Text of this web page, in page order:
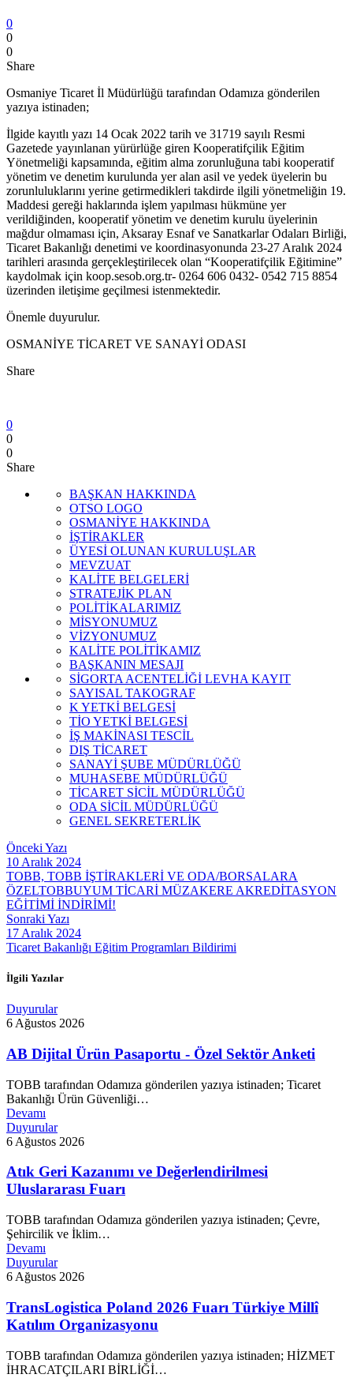
0
0
0
Share
Osmaniye Ticaret İl Müdürlüğü tarafından Odamıza gönderilen
yazıya istinaden;
İlgide kayıtlı yazı 14 Ocak 2022 tarih ve 31719 sayılı Resmi
Gazetede yayınlanan yürürlüğe giren Kooperatifçilik Eğitim
Yönetmeliği kapsamında, eğitim alma zorunluğuna tabi kooperatif
yönetim ve denetim kurulunda yer alan asil ve yedek üyelerin bu
zorunluluklarını yerine getirmedikleri takdirde ilgili yönetmeliğin 19.
Maddesi gereği haklarında işlem yapılması hükmüne yer
verildiğinden, kooperatif yönetim ve denetim kurulu üyelerinin
mağdur olmaması için, Aksaray Esnaf ve Sanatkarlar Odaları Birliği,
Ticaret Bakanlığı denetimi ve koordinasyonunda 23-27 Aralık 2024
tarihleri arasında gerçekleştirilecek olan “Kooperatifçilik Eğitimine”
kaydolmak için koop.sesob.org.tr- 0264 606 0432- 0542 715 8854
üzerinden iletişime geçilmesi istenmektedir.
Önemle duyurulur.
OSMANİYE TİCARET VE SANAYİ ODASI
Share
0
0
0
Share
BAŞKAN HAKKINDA
OTSO LOGO
OSMANİYE HAKKINDA
İŞTİRAKLER
ÜYESİ OLUNAN KURULUŞLAR
MEVZUAT
KALİTE BELGELERİ
STRATEJİK PLAN
POLİTİKALARIMIZ
MİSYONUMUZ
VİZYONUMUZ
KALİTE POLİTİKAMIZ
BAŞKANIN MESAJI
SİGORTA ACENTELİĞİ LEVHA KAYIT
SAYISAL TAKOGRAF
K YETKİ BELGESİ
TİO YETKİ BELGESİ
İŞ MAKİNASI TESCİL
DIŞ TİCARET
SANAYİ ŞUBE MÜDÜRLÜĞÜ
MUHASEBE MÜDÜRLÜĞÜ
TİCARET SİCİL MÜDÜRLÜĞÜ
ODA SİCİL MÜDÜRLÜĞÜ
GENEL SEKRETERLİK
Önceki Yazı
10 Aralık 2024
TOBB, TOBB İŞTİRAKLERİ VE ODA/BORSALARA
ÖZELTOBBUYUM TİCARİ MÜZAKERE AKREDİTASYON
EĞİTİMİ İNDİRİMİ!
Sonraki Yazı
17 Aralık 2024
Ticaret Bakanlığı Eğitim Programları Bildirimi
İlgili Yazılar
Duyurular
6 Ağustos 2026
AB Dijital Ürün Pasaportu - Özel Sektör Anketi
TOBB tarafından Odamıza gönderilen yazıya istinaden; Ticaret
Bakanlığı Ürün Güvenliği…
Devamı
Duyurular
6 Ağustos 2026
Atık Geri Kazanımı ve Değerlendirilmesi
Uluslararası Fuarı
TOBB tarafından Odamıza gönderilen yazıya istinaden; Çevre,
Şehircilik ve İklim…
Devamı
Duyurular
6 Ağustos 2026
TransLogistica Poland 2026 Fuarı Türkiye Millî
Katılım Organizasyonu
TOBB tarafından Odamıza gönderilen yazıya istinaden; HİZMET
İHRACATÇILARI BİRLİĞİ…